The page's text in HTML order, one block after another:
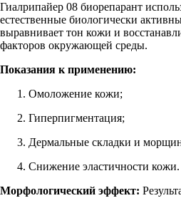
Гиалрипайер 08 биорепарант
естественные биологически
выравнивает тон кожи и
факторов окружающей среды.
Показания к применению:
Омоложение кожи;
Гиперпигментация;
Дермальные складки и
Снижение эластичности кожи.
Морфологический эффект: